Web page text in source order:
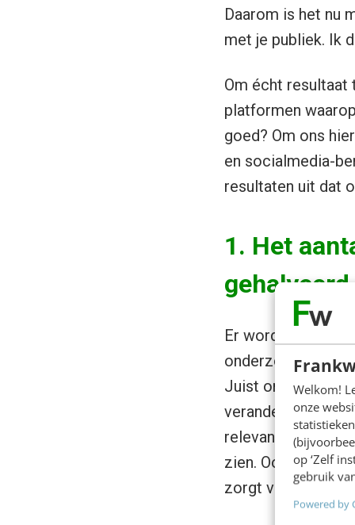
Welkom!
onze
op ‘Zelf
gebruik
Powered by
Daarom is het nu
met je publiek. Ik
Om écht resultaat
platformen
goed? Om ons
en socialmedia-
resultaten uit dat
1. Het
gehalveerd
Er wordt minder
onderzoek laten
Juist omdat er
veranderende
relevant zijn voor
zien. Ook het feit
zorgt voor een